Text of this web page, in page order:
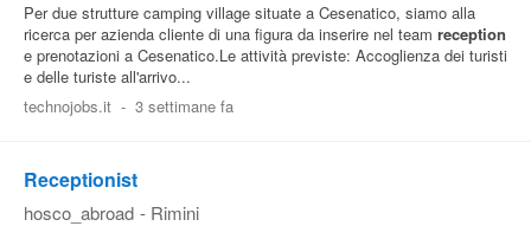
Per due strutture camping village situate a Cesenatico, siamo alla
ricerca per azienda cliente di una figura da inserire nel team reception
e prenotazioni a Cesenatico.Le attività previste: Accoglienza dei turisti
e delle turiste all'arrivo...
technojobs.it - 3 settimane fa
Receptionist
hosco_abroad - Rimini